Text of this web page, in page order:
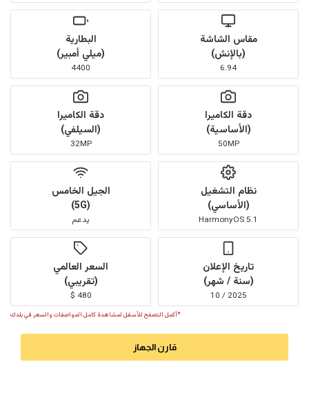
مقاس الشاشة
(بالإنش)
6.94
البطارية
(ميلي أمبير)
4400
دقة الكاميرا
(الأساسية)
50MP
دقة الكاميرا
(السيلفي)
32MP
نظام التشغيل
(الأساسي)
HarmonyOS 5.1
الجيل الخامس
(5G)
يدعم
تاريخ الإعلان
(سنة / شهر)
2025 / 10
السعر العالمي
(تقريبي)
480 $
*أكمل التصفح للأسفل لمشاهدة كامل المواصفات والسعر في بلدك
قارن الجهاز